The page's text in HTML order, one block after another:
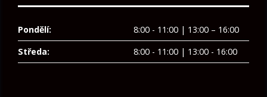
Pondělí:
8:00 - 11:00 | 13:00 – 16:00
Středa:
8:00 - 11:00 | 13:00 - 16:00